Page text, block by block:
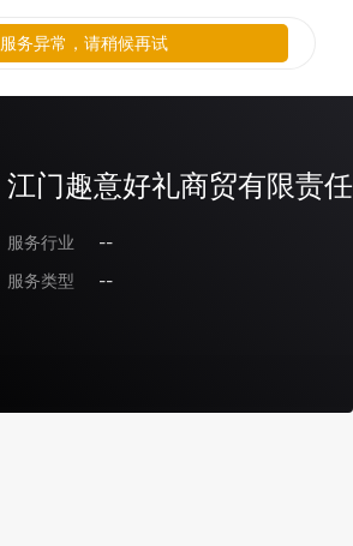
江门趣意好礼商贸有限责
服务行业
--
服务类型
--
服务异常，请稍候再试